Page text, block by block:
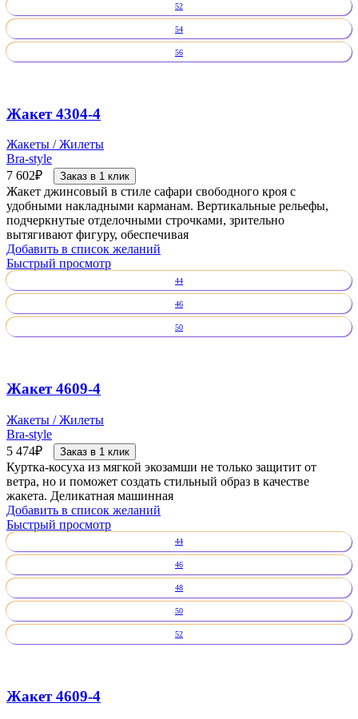
52
54
56
Жакет 4304-4
Жакеты / Жилеты
Bra-style
7 602₽ Заказ в 1 клик
Жакет джинсовый в стиле сафари свободного кроя с
удобными накладными карманам. Вертикальные рельефы,
подчеркнутые отделочными строчками, зрительно
вытягивают фигуру, обеспечивая
Добавить в список желаний
Быстрый просмотр
44
46
50
Жакет 4609-4
Жакеты / Жилеты
Bra-style
5 474₽ Заказ в 1 клик
Куртка-косуха из мягкой экозамши не только защитит от
ветра, но и поможет создать стильный образ в качестве
жакета. Деликатная машинная
Добавить в список желаний
Быстрый просмотр
44
46
48
50
52
Жакет 4609-4